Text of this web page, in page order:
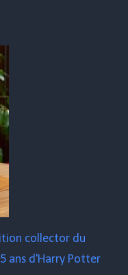
collector du
ans d'Harry Potter